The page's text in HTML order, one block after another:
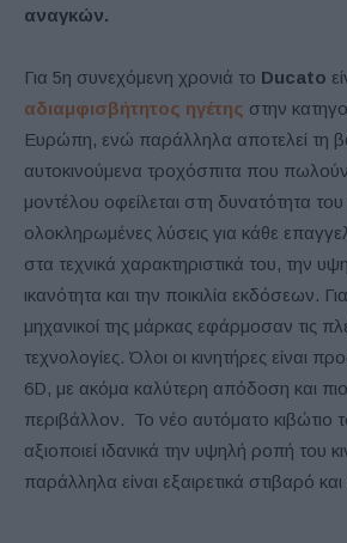
αναγκών.
Για 5η συνεχόμενη χρονιά το Ducato
αδιαμφισβήτητος ηγέτης στην
Ευρώπη, ενώ παράλληλα αποτελεί τη
αυτοκινούμενα τροχόσπιτα που
μοντέλου οφείλεται στη δυνατότητα
ολοκληρωμένες λύσεις για κάθε
στα τεχνικά χαρακτηριστικά του, την
ικανότητα και την ποικιλία εκδόσεων.
μηχανικοί της μάρκας εφάρμοσαν τις
τεχνολογίες. Όλοι οι κινητήρες είναι
6D, με ακόμα καλύτερη απόδοση και πιο
περιβάλλον. Το νέο αυτόματο κιβώτιο
αξιοποιεί ιδανικά την υψηλή ροπή του
παράλληλα είναι εξαιρετικά στιβαρό